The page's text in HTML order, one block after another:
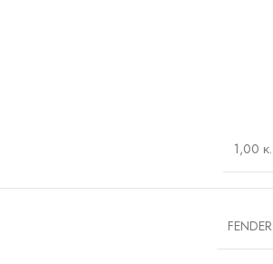
1,00 κ.
FENDER